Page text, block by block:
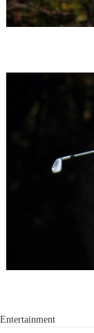
Entertainment